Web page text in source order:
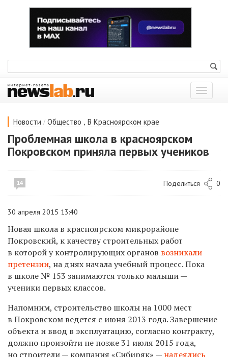
Показать
меню
Новости / Общество , В Красноярском крае
Проблемная школа в красноярском
Покровском приняла первых учеников
14 Поделиться 0
30 апреля 2015 13:40
Новая школа в красноярском микрорайоне
Покровский, к качеству строительных работ
в которой у контролирующих органов возникали
претензии, на днях начала учебный процесс. Пока
в школе № 153 занимаются только малыши —
ученики первых классов.
Напомним, строительство школы на 1000 мест
в Покровском ведется с июня 2013 года. Завершение
объекта и ввод в эксплуатацию, согласно контракту,
должно произойти не позже 31 июля 2015 года,
но строители — компания «Сибиряк» — надеялись